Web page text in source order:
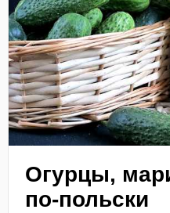
Огурцы,
по-польски